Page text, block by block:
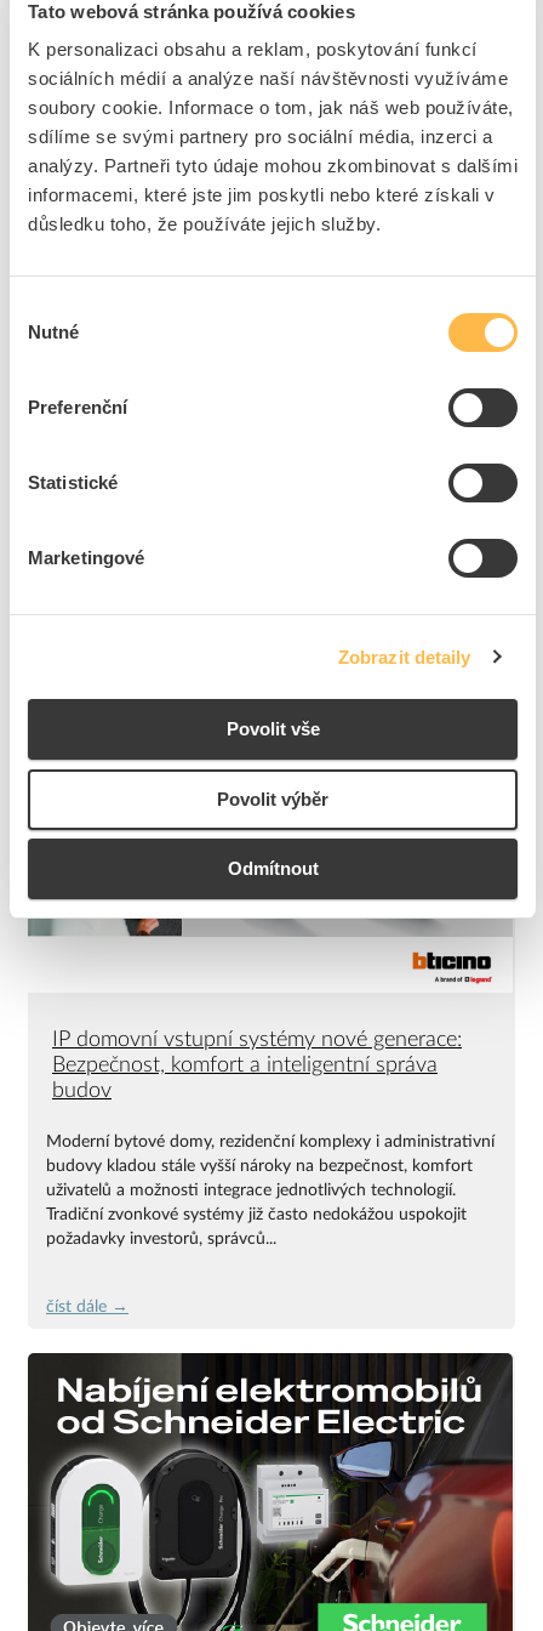
Tato webová stránka používá cookies
K personalizaci obsahu a reklam, poskytování funkcí
sociálních médií a analýze naší návštěvnosti využíváme
soubory cookie. Informace o tom, jak náš web používáte,
sdílíme se svými partnery pro sociální média, inzerci a
analýzy. Partneři tyto údaje mohou zkombinovat s dalšími
informacemi, které jste jim poskytli nebo které získali v
důsledku toho, že používáte jejich služby.
souhlasu
Nutné
Preferenční
Statistické
Marketingové
Zobrazit detaily
Povolit vše
Povolit výběr
Odmítnout
ABB Přívěsek 8300-0-
8151 identifikační
Kód ELFETEX 11.021.926
162,71 Kč/ks
ABB Zásuvka REFLEX SI
5518D-A2349 Z
Kód ELFETEX 10.080.176
IP domovní vstupní systémy nové generace:
Bezpečnost, komfort a inteligentní správa
budov
Moderní bytové domy, rezidenční komplexy i administrativní
budovy kladou stále vyšší nároky na bezpečnost, komfort
uživatelů a možnosti integrace jednotlivých technologií.
Tradiční zvonkové systémy již často nedokážou uspokojit
požadavky investorů, správců...
číst dále →